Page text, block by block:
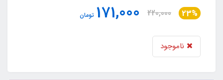
23%
220,000
171,000 تومان
ناموجود